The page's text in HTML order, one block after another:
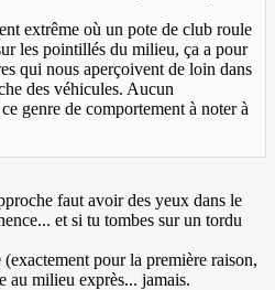
extrême où un pote de club roule
les pointillés du milieu, ça a pour
qui nous aperçoivent de loin dans
des véhicules. Aucun
genre de comportement à noter à
faut avoir des yeux dans le
et si tu tombes sur un tordu
pour la première raison,
au milieu exprès... jamais.